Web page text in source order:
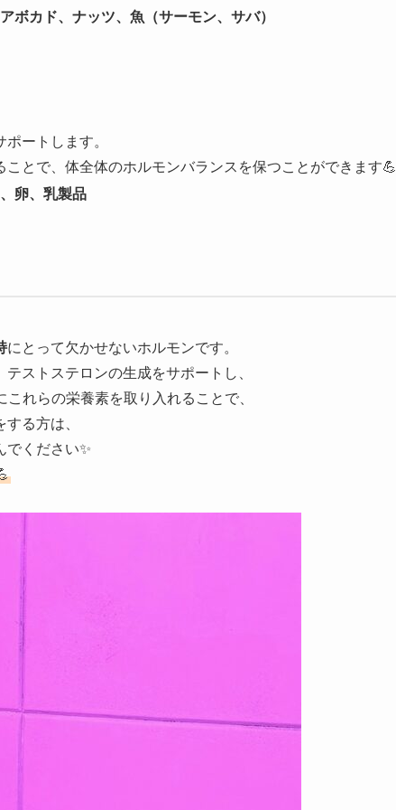
ボカド、ナッツ、魚（サーモン、サバ）
ートします。
とで、体全体のホルモンバランスを保つことができます💪
卵、乳製品
にとって欠かせないホルモンです。
ストステロンの生成をサポートし、
れらの栄養素を取り入れることで、
る方は、
でください✨